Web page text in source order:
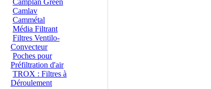
Camplan Green
Camlav
Cammétal
Média Filtrant
Filtres Ventilo-
Convecteur
Poches pour
Préfiltration d'air
TROX : Filtres à
Déroulement